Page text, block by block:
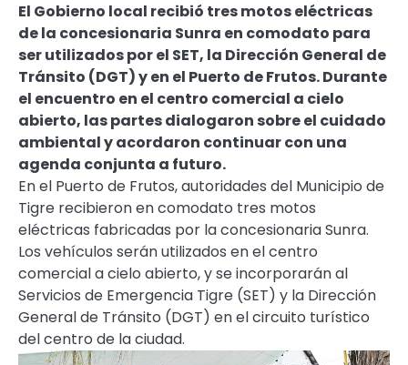
El Gobierno local recibió tres motos eléctricas
de la concesionaria Sunra en comodato para
ser utilizados por el SET, la Dirección General de
Tránsito (DGT) y en el Puerto de Frutos. Durante
el encuentro en el centro comercial a cielo
abierto, las partes dialogaron sobre el cuidado
ambiental y acordaron continuar con una
agenda conjunta a futuro.
En el Puerto de Frutos, autoridades del Municipio de
Tigre recibieron en comodato tres motos
eléctricas fabricadas por la concesionaria Sunra.
Los vehículos serán utilizados en el centro
comercial a cielo abierto, y se incorporarán al
Servicios de Emergencia Tigre (SET) y la Dirección
General de Tránsito (DGT) en el circuito turístico
del centro de la ciudad.